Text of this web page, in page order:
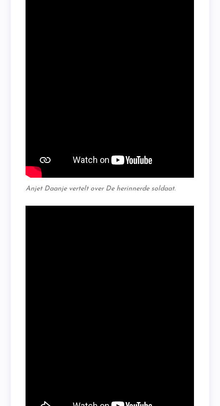
Anjet Daanje vertelt over De herinnerde soldaat.